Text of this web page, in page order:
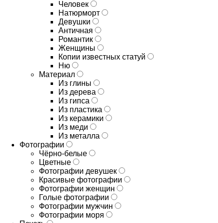
Человек
Натюрморт
Девушки
Античная
Романтик
Женщины
Копии известных статуй
Ню
Материал
Из глины
Из дерева
Из гипса
Из пластика
Из керамики
Из меди
Из металла
Фотографии
Чёрно-белые
Цветные
Фотографии девушек
Красивые фотографии
Фотографии женщин
Голые фотографии
Фотографии мужчин
Фотографии моря